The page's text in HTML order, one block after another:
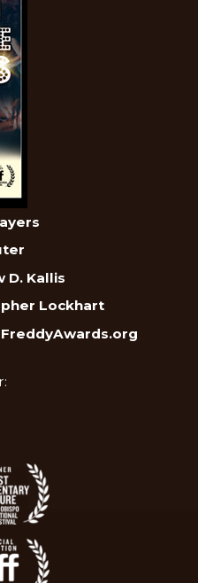
D. Kallis
Lockhart
FreddyAwards.org